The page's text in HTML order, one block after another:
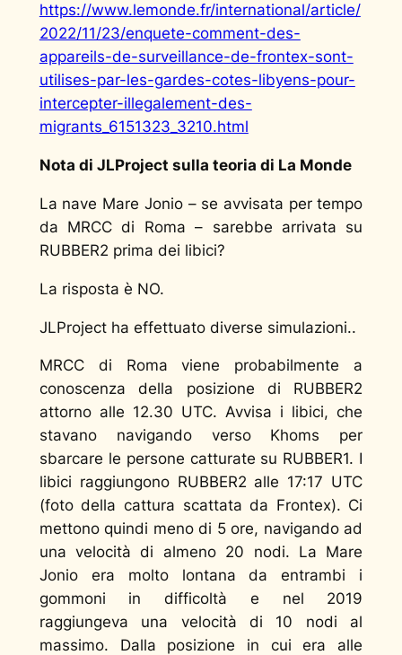
https://www.lemonde.fr/international/article/
2022/11/23/enquete-comment-des-
appareils-de-surveillance-de-frontex-sont-
utilises-par-les-gardes-cotes-libyens-pour-
intercepter-illegalement-des-
migrants_6151323_3210.html
Nota di JLProject sulla teoria di La Monde
La nave Mare Jonio – se avvisata per tempo
da MRCC di Roma – sarebbe arrivata su
RUBBER2 prima dei libici?
La risposta è NO.
JLProject ha effettuato diverse simulazioni..
MRCC di Roma viene probabilmente a
conoscenza della posizione di RUBBER2
attorno alle 12.30 UTC. Avvisa i libici, che
stavano navigando verso Khoms per
sbarcare le persone catturate su RUBBER1. I
libici raggiungono RUBBER2 alle 17:17 UTC
(foto della cattura scattata da Frontex). Ci
mettono quindi meno di 5 ore, navigando ad
una velocità di almeno 20 nodi. La Mare
Jonio era molto lontana da entrambi i
gommoni in difficoltà e nel 2019
raggiungeva una velocità di 10 nodi al
massimo. Dalla posizione in cui era alle